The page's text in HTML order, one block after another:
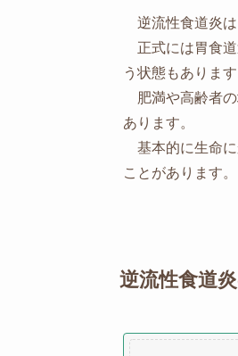
逆流性食道炎は
正式には胃食道
う状態もあります
肥満や高齢者の
あります。
基本的に生命に
ことがあります。
逆流性食道